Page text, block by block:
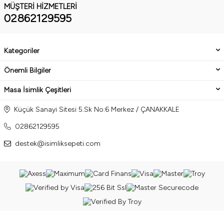
MÜŞTERI HIZMETLERI
02862129595
Kategoriler
Önemli Bilgiler
Masa İsimlik Çeşitleri
Küçük Sanayi Sitesi 5.Sk No:6 Merkez / ÇANAKKALE
02862129595
destek@isimliksepeti.com